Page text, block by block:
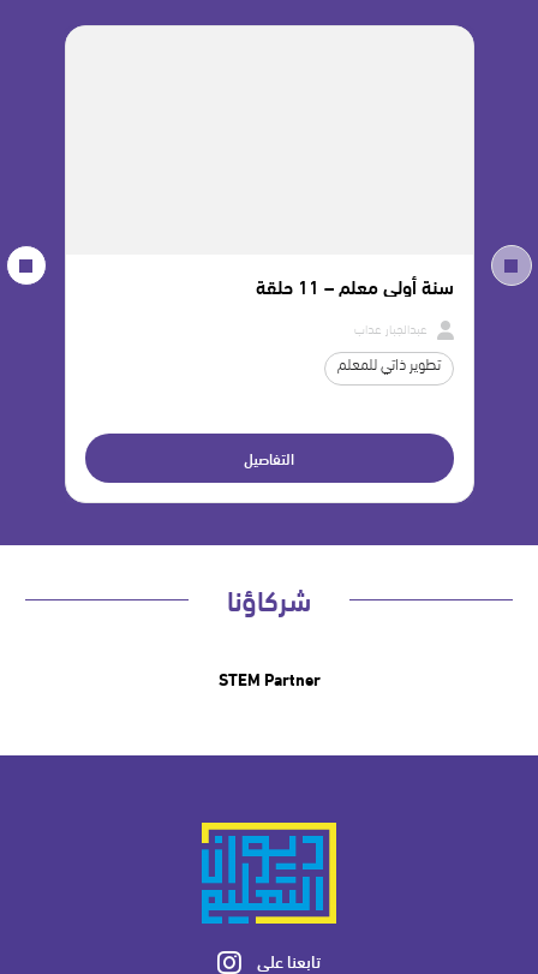
سنة أولى معلم – 11 حلقة
عبدالجبار عذاب
تطوير ذاتي للمعلم
التفاصيل
شركاؤنا
STEM Partner
تابعنا على